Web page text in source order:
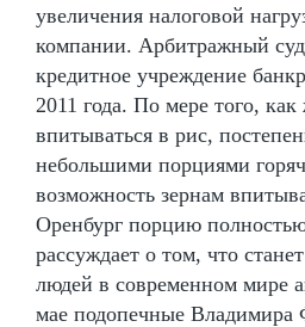
увеличения налоговой
компании. Арбитражный
кредитное учреждение
2011 года. По мере того, как
впитываться в рис,
небольшими порциями
возможность зернам
Оренбург порцию
рассуждает о том, что
людей в современном мире
мае подопечные Владимира